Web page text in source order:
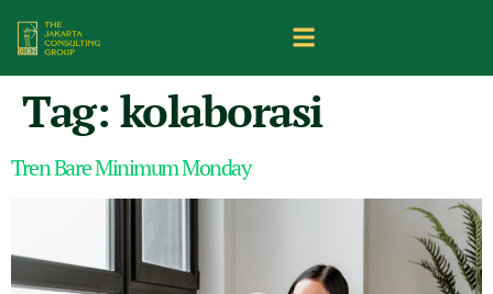
Tag: kolaborasi
Tren Bare Minimum Monday